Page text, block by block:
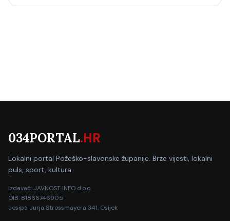
034PORTAL.HR
Lokalni portal Požeško-slavonske županije. Brze vijesti, lokalni
puls, sport, kultura.
Izdavač: JAVNOST INFO d.o.o.
OIB: 81866746905
Josipa Jurja Strossmayera 341, Osijek